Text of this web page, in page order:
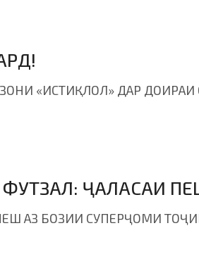
«ИСТИҚЛОЛ» ДАР
ҶАЛАСАИ
АЗ БОЗИИ СУПЕРҶОМИ